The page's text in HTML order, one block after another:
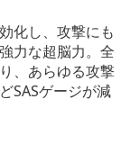
化し、攻撃にも
力な超脳力。全
、あらゆる攻撃
SASゲージが減